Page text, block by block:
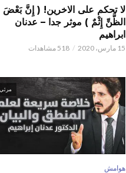
لا تحكم على الاخرين! ( إِنَّ بَعْضَ
الظَّنِّ إِثْمٌ ) موثر جدا – عدنان
ابراهيم
15 مارس، 2020 518 مشاهدات
مرئي
هوامش